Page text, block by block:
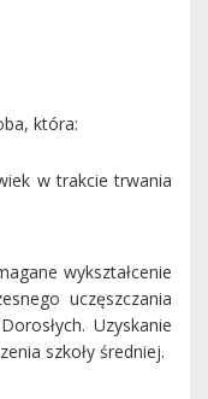
która:
w trakcie trwania
wykształcenie
uczęszczania
Uzyskanie
szkoły średniej.